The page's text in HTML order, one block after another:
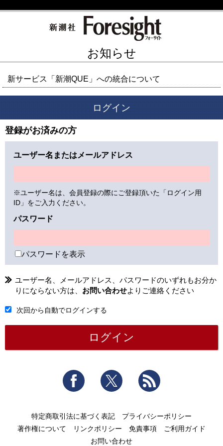
お知らせ
新サービス「新潮QUE」への統合について
ログイン
登録がお済みの方
ユーザー名またはメールアドレス
※ユーザー名は、会員登録の際にご登録頂いた「ログイン用
ID」をご入力ください。
パスワード
パスワードを表示
ユーザー名、メールアドレス、パスワードのいずれもお分か
りにならない方は、 お問い合わせよりご連絡ください
次回から自動でログインする
Facebook Twitter
特定商取引法に基づく表記
プライバシーポリシー
著作権について
リンクポリシー 免責事項
ご利用ガイド
お問い合わせ